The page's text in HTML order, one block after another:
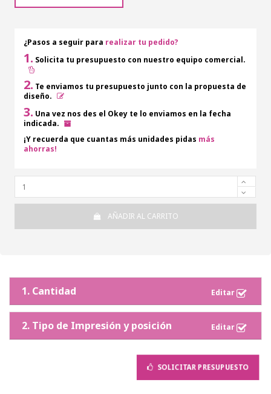
¿Pasos a seguir para realizar tu pedido?
1. Solicita tu presupuesto con nuestro equipo comercial.
2. Te enviamos tu presupuesto junto con la propuesta de
diseño.
3. Una vez nos des el Okey te lo enviamos en la fecha
indicada.
¡Y recuerda que cuantas más unidades pidas más
ahorras!
AÑADIR AL CARRITO
1. Cantidad
2. Tipo de Impresión y posición
SOLICITAR PRESUPUESTO